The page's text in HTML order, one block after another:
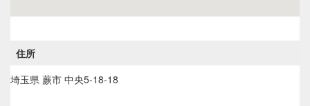
住所
埼玉県 蕨市 中央5-18-18